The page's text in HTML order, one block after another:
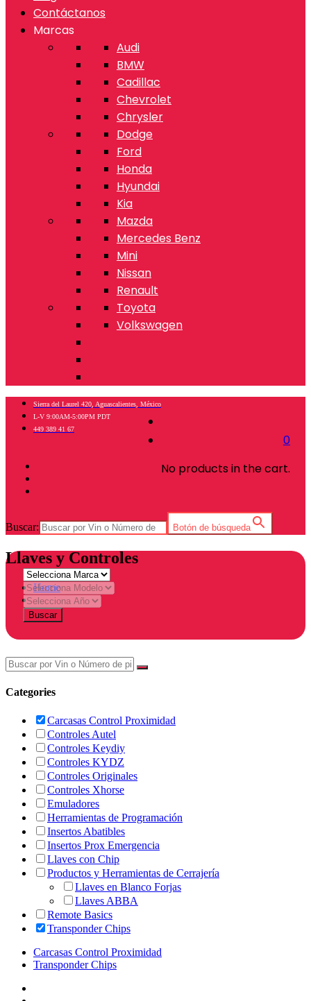
Contáctanos
Marcas
Audi
BMW
Cadillac
Chevrolet
Chrysler
Dodge
Ford
Honda
Hyundai
Kia
Mazda
Mercedes Benz
Mini
Nissan
Renault
Toyota
Volkswagen
0
No products in the cart.
Sierra del Laurel 420, Aguascalientes, México
L-V 9:00AM-5:00PM PDT
449 389 41 67
Buscar: Botón de búsqueda
Llaves y Controles
Home
Tienda
Buscar
Categories
Carcasas Control Proximidad
Controles Autel
Controles Keydiy
Controles KYDZ
Controles Originales
Controles Xhorse
Emuladores
Herramientas de Programación
Insertos Abatibles
Insertos Prox Emergencia
Llaves con Chip
Productos y Herramientas de Cerrajería
Llaves en Blanco Forjas
Llaves ABBA
Remote Basics
Transponder Chips
Carcasas Control Proximidad
Transponder Chips